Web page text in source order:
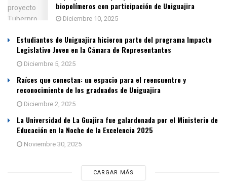
biopolímeros con participación de Uniguajira
Diciembre 10, 2025
Estudiantes de Uniguajira hicieron parte del programa Impacto
Legislativo Joven en la Cámara de Representantes
Diciembre 5, 2025
Raíces que conectan: un espacio para el reencuentro y
reconocimiento de los graduados de Uniguajira
Diciembre 2, 2025
La Universidad de La Guajira fue galardonada por el Ministerio de
Educación en la Noche de la Excelencia 2025
Noviembre 30, 2025
CARGAR MÁS